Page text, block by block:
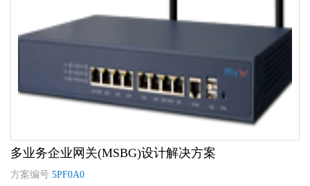
多业务企业网关(MSBG)设计解决方案
方案编号 5PF0A0